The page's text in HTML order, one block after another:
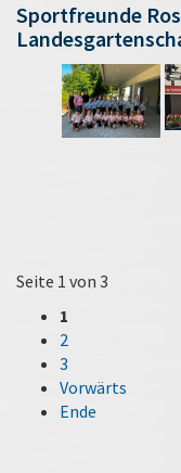
Sportfreunde
Seite 1 von 3
1
2
3
Vorwärts
Ende